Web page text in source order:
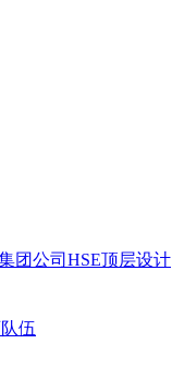
团公司HSE顶层设计
伍